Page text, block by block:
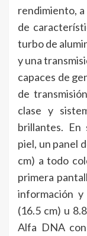
rendimiento,
de
turbo de
y una
capaces de
de
clase y
brillantes.
piel, un panel
cm) a todo
primera
información
(16.5 cm) u
Alfa DNA